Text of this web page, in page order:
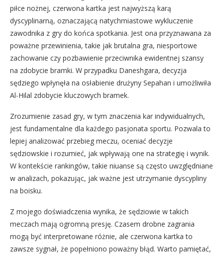
piłce nożnej, czerwona kartka jest najwyższą karą
dyscyplinarną, oznaczającą natychmiastowe wykluczenie
zawodnika z gry do końca spotkania. Jest ona przyznawana za
poważne przewinienia, takie jak brutalna gra, niesportowe
zachowanie czy pozbawienie przeciwnika ewidentnej szansy
na zdobycie bramki. W przypadku Daneshgara, decyzja
sędziego wpłynęła na osłabienie drużyny Sepahan i umożliwiła
Al-Hilal zdobycie kluczowych bramek.
Zrozumienie zasad gry, w tym znaczenia kar indywidualnych,
jest fundamentalne dla każdego pasjonata sportu. Pozwala to
lepiej analizować przebieg meczu, oceniać decyzje
sędziowskie i rozumieć, jak wpływają one na strategię i wynik.
W kontekście rankingów, takie niuanse są często uwzględniane
w analizach, pokazując, jak ważne jest utrzymanie dyscypliny
na boisku.
Z mojego doświadczenia wynika, że sędziowie w takich
meczach mają ogromną presję. Czasem drobne zagrania
mogą być interpretowane różnie, ale czerwona kartka to
zawsze sygnał, że popełniono poważny błąd. Warto pamiętać,